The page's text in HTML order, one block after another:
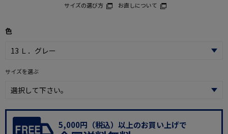
サイズの選び方 お直しについて
色
サイズを選ぶ
5,000円（税込）以上のお買い上げで